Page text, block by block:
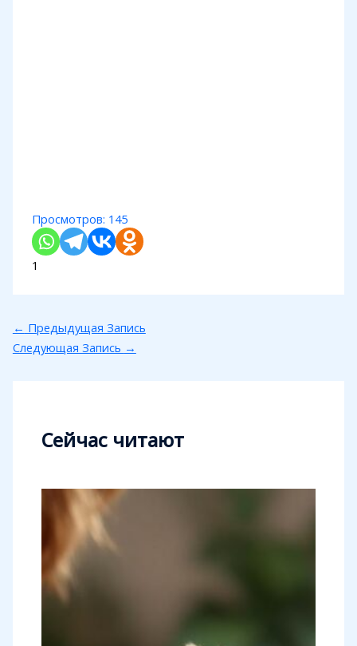
Просмотров: 145
1
← Предыдущая Запись
Следующая Запись →
Сейчас читают